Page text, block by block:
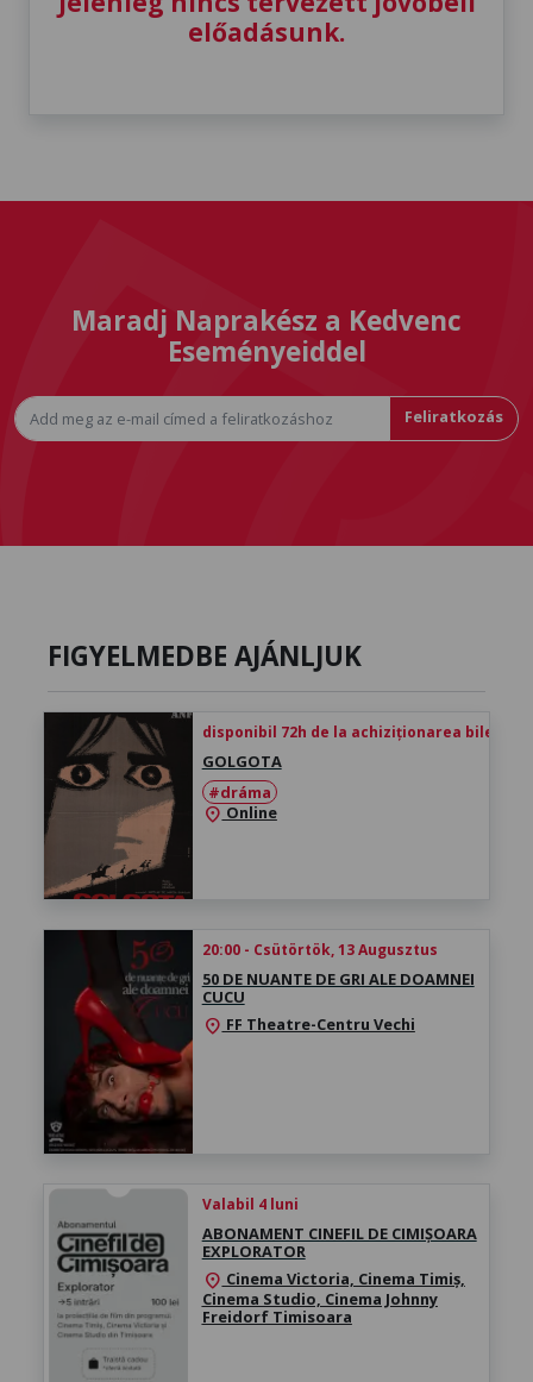
előadásunk.
Maradj Naprakész a Kedvenc
Eseményeiddel
Feliratkozás
FIGYELMEDBE AJÁNLJUK
disponibil 72h de la achiziționarea biletului
GOLGOTA
#dráma
location_on Online
20:00 - Csütörtök, 13 Augusztus
50 DE NUANTE DE GRI ALE DOAMNEI
CUCU
location_on FF Theatre-Centru Vechi
Valabil 4 luni
ABONAMENT CINEFIL DE CIMIȘOARA
EXPLORATOR
location_on Cinema Victoria, Cinema Timiș,
Cinema Studio, Cinema Johnny
Freidorf Timisoara